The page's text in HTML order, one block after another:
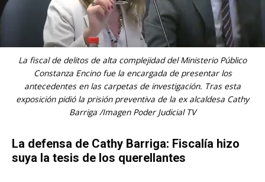
La fiscal de delitos de alta complejidad del Ministerio Público
Constanza Encino fue la encargada de presentar los
antecedentes en las carpetas de investigación. Tras esta
exposición pidió la prisión preventiva de la ex alcaldesa Cathy
Barriga /Imagen Poder Judicial TV
La defensa de Cathy Barriga: Fiscalía hizo
suya la tesis de los querellantes